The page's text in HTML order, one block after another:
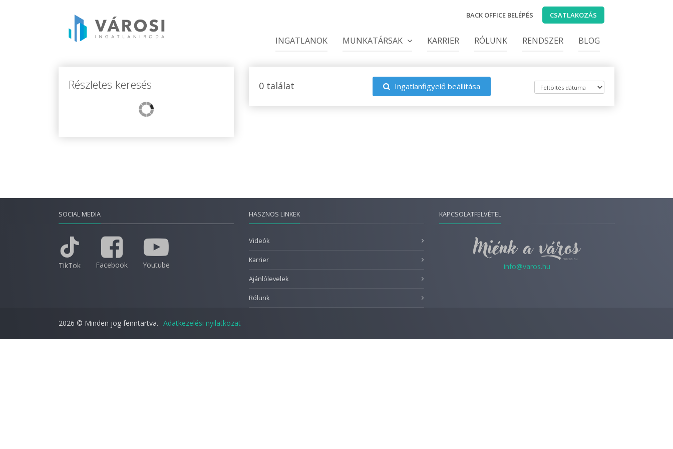
BACK OFFICE BELÉPÉS CSATLAKOZÁS
INGATLANOK MUNKATÁRSAK KARRIER RÓLUNK RENDSZER BLOG
Részletes keresés 0 találat Ingatlanfigyelő beállítása
SOCIAL MEDIA
TikTok Facebook Youtube
HASZNOS LINKEK
Videók
Karrier
Ajánlólevelek
Rólunk
KAPCSOLATFELVÉTEL
info@varos.hu
2026 © Minden jog fenntartva. Adatkezelési nyilatkozat